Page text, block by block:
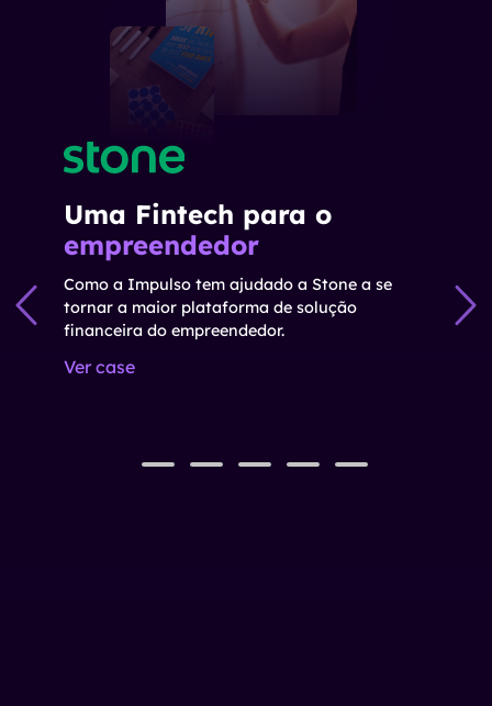
Uma Fintech para o
empreendedor
Como a Impulso tem ajudado a Stone a se
tornar a maior plataforma de solução
financeira do empreendedor.
Ver case